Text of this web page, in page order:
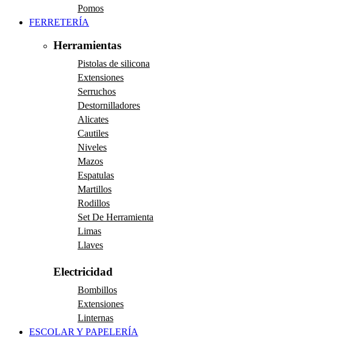
Pomos
FERRETERÍA
Herramientas
Pistolas de silicona
Extensiones
Serruchos
Destornilladores
Alicates
Cautiles
Niveles
Mazos
Espatulas
Martillos
Rodillos
Set De Herramienta
Limas
Llaves
Electricidad
Bombillos
Extensiones
Linternas
ESCOLAR Y PAPELERÍA